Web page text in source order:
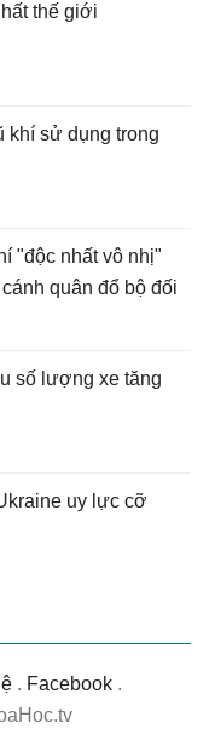
thế giới
khí sử dụng trong
"độc nhất vô nhị"
quân đổ bộ đối
số lượng xe tăng
uy lực cỡ
. Facebook .